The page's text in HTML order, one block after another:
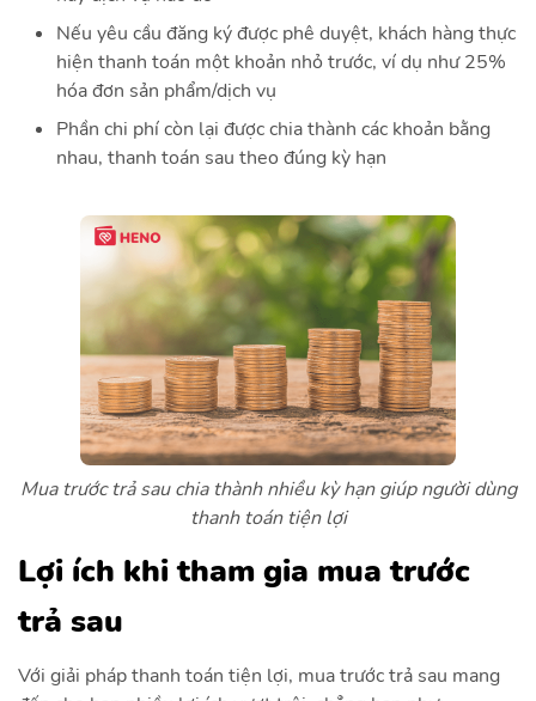
Nếu yêu cầu đăng ký được phê duyệt, khách hàng thực
hiện thanh toán một khoản nhỏ trước, ví dụ như 25%
hóa đơn sản phẩm/dịch vụ
Phần chi phí còn lại được chia thành các khoản bằng
nhau, thanh toán sau theo đúng kỳ hạn
Mua trước trả sau chia thành nhiều kỳ hạn giúp người dùng
thanh toán tiện lợi
Lợi ích khi tham gia mua trước
trả sau
Với giải pháp thanh toán tiện lợi, mua trước trả sau mang